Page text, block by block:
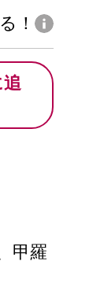
！
追
甲羅